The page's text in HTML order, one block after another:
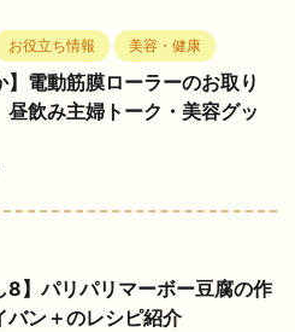
お役立ち情報 美容・健康
】電動筋膜ローラーのお取り
昼飲み主婦トーク・美容グッ
8】パリパリマーボー豆腐の作
バン＋のレシピ紹介